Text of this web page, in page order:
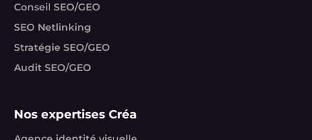
Conseil SEO/GEO
SEO Netlinking
Stratégie SEO/GEO
Audit SEO/GEO
Nos expertises Créa